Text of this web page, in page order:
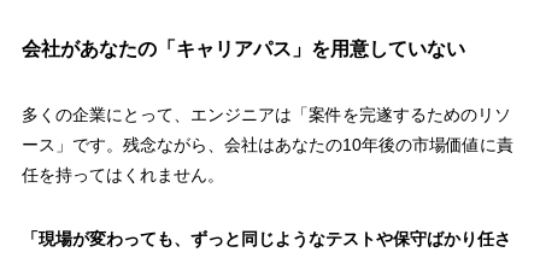
会社があなたの「キャリアパス」を用意していない
多くの企業にとって、エンジニアは「案件を完遂するためのリソ
ース」です。残念ながら、会社はあなたの10年後の市場価値に責
任を持ってはくれません。
「現場が変わっても、ずっと同じようなテストや保守ばかり任さ